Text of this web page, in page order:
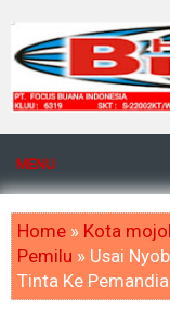
MENU
Home » Kota
Pemilu » Usai
Tinta Ke